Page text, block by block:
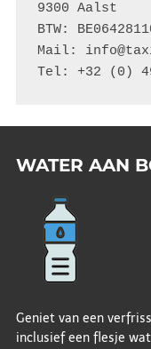
9300 Aalst
BTW:
Mail:
Tel: +32 (0)
WATER AAN
Geniet van een
inclusief een flesje